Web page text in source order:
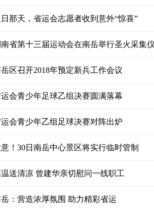
日那天，省运会志愿者收到意外“惊喜”
南省第十三届运动会在南岳举行圣火采集
岳区召开2018年预定新兵工作会议
运会青少年足球乙组决赛圆满落幕
运会青少年乙组足球决赛对阵出炉
意！30日南岳中心景区将实行临时管制
温送清凉 曾建华亲切慰问一线职工
岳：营造浓厚氛围 助力精彩省运